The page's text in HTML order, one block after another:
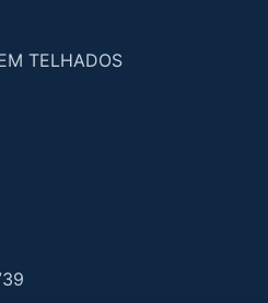
TELHADOS